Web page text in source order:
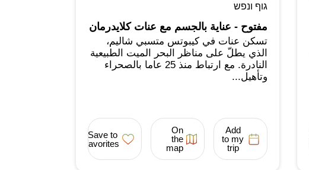
גוף ונפש
مفتوح - عناية بالجسم مع عنات كلايدرمان
تسكن عنات في كيبوتس متسبي شاليم،
الذي يطلّ على مناظر البحر الميت الطبيعية
النادرة. مع ارتباط منذ 25 عاما بالصحراء
وتأهيل...
Add
to my
trip
On
the
map
Save to
favorites